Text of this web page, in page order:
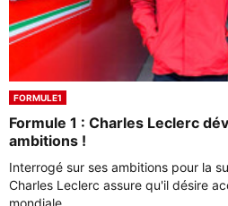
FORMULE1
Formule 1 : Charles Leclerc
ambitions !
Interrogé sur ses ambitions pour la
Charles Leclerc assure qu'il désire